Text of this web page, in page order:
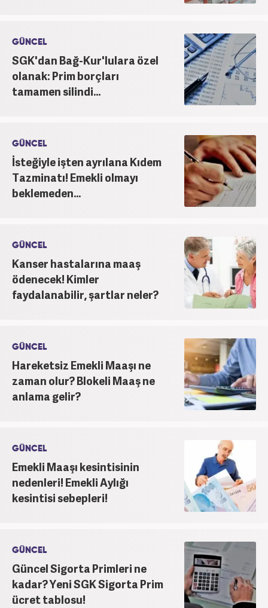
GÜNCEL
SGK'dan Bağ-Kur'lulara özel
olanak: Prim borçları
tamamen silindi...
GÜNCEL
İsteğiyle işten ayrılana Kıdem
Tazminatı! Emekli olmayı
beklemeden...
GÜNCEL
Kanser hastalarına maaş
ödenecek! Kimler
faydalanabilir, şartlar neler?
GÜNCEL
Hareketsiz Emekli Maaşı ne
zaman olur? Blokeli Maaş ne
anlama gelir?
GÜNCEL
Emekli Maaşı kesintisinin
nedenleri! Emekli Aylığı
kesintisi sebepleri!
GÜNCEL
Güncel Sigorta Primleri ne
kadar? Yeni SGK Sigorta Prim
ücret tablosu!